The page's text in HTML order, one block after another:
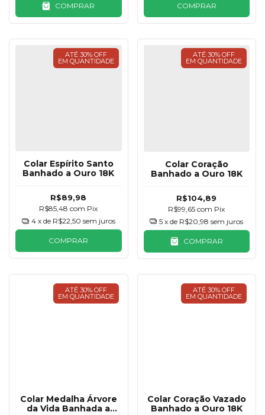
COMPRAR COMPRAR
ATÉ 30% OFF
EM QUANTIDADE
Colar Espírito Santo
Banhado a Ouro 18K
R$89,98
R$85,48com Pix
4 x de R$22,50 sem juros
COMPRAR
ATÉ 30% OFF
EM QUANTIDADE
Colar Coração
Banhado a Ouro 18K
R$104,89
R$99,65com Pix
5 x de R$20,98 sem juros
COMPRAR
ATÉ 30% OFF
EM QUANTIDADE
Colar Medalha Árvore
da Vida Banhada a
ATÉ 30% OFF
EM QUANTIDADE
Colar Coração Vazado
Banhado a Ouro 18K